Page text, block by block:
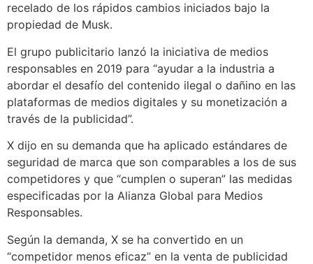
recelado de los rápidos cambios iniciados bajo la
propiedad de Musk.
El grupo publicitario lanzó la iniciativa de medios
responsables en 2019 para “ayudar a la industria a
abordar el desafío del contenido ilegal o dañino en las
plataformas de medios digitales y su monetización a
través de la publicidad”.
X dijo en su demanda que ha aplicado estándares de
seguridad de marca que son comparables a los de sus
competidores y que “cumplen o superan” las medidas
especificadas por la Alianza Global para Medios
Responsables.
Según la demanda, X se ha convertido en un
“competidor menos eficaz” en la venta de publicidad